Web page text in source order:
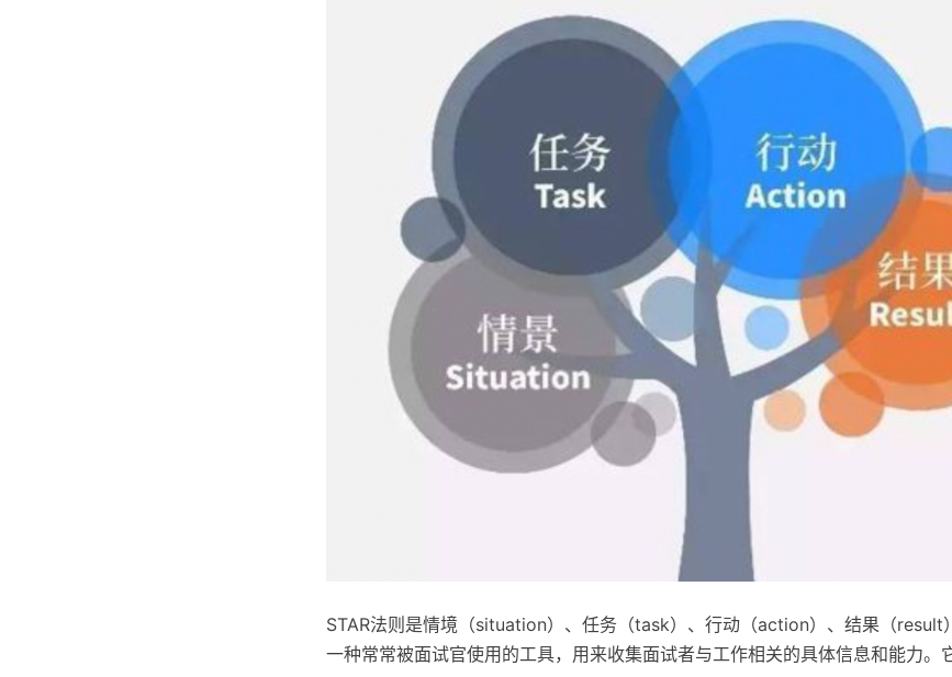
STAR法则是情境（situation）、任务（task）、行动（action）、结果（result
一种常常被面试官使用的工具，用来收集面试者与工作相关的具体信息和能力。